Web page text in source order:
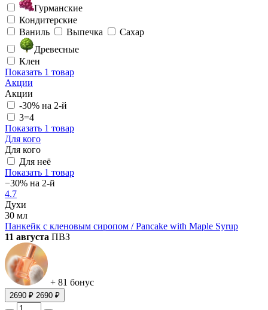
Гурманские
Кондитерские
Ваниль
Выпечка
Сахар
Древесные
Клен
Показать 1 товар
Акции
Акции
-30% на 2-й
3=4
Показать 1 товар
Для кого
Для кого
Для неё
Показать 1 товар
−30% на 2-й
4.7
Духи
30 мл
Панкейк с кленовым сиропом / Pancake with Maple Syrup
11 августа ПВЗ
+ 81 бонус
2690 ₽ 2690 ₽